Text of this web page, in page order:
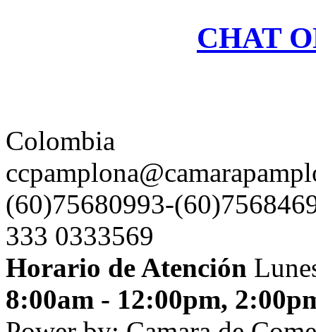
CHAT
Colombia
(60)75680993-
333 0333569
Horario de Atención
8:00am - 12:00pm,